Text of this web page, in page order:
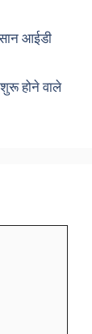
आईडी
होने वाले